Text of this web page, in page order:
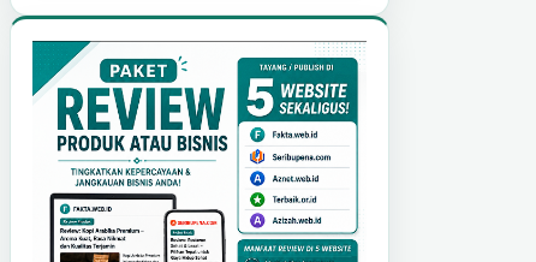
Namu...